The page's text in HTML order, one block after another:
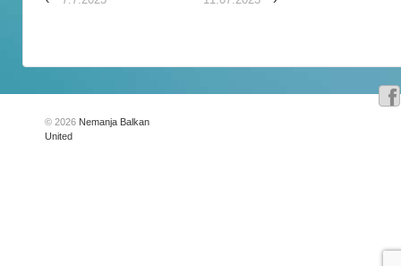
© 2026 Nemanja Balkan
United